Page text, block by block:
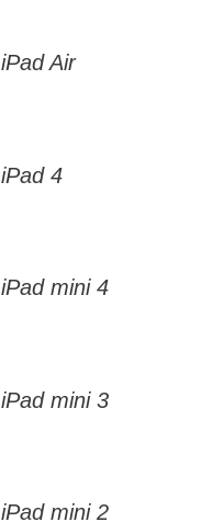
iPad Air
iPad 4
iPad mini 4
iPad mini 3
iPad mini 2